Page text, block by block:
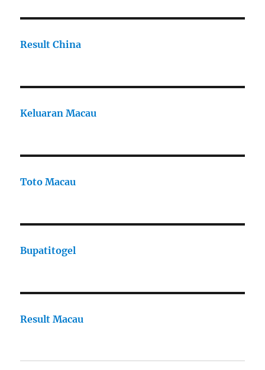
Result China
Keluaran Macau
Toto Macau
Bupatitogel
Result Macau